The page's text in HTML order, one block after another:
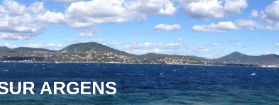
ARGENS